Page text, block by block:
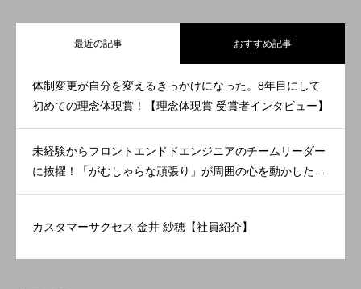
最近の記事 おすすめ記事
体制変更が自分を変えるきっかけになった。8年目にして
初めての理念体現賞！【理念体現賞 受賞者インタビュー】
未経験からフロントエンドドエンジニアのチームリーダー
に抜擢！「がむしゃらな頑張り」が周囲の心を動かした。
【理念体現賞 受賞者インタビュー】
カスタマーサクセス 金井 紗穂【社員紹介】